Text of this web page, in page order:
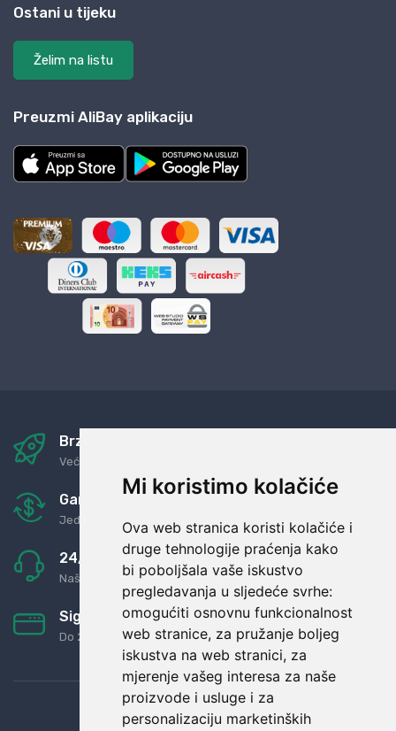
Mi koristimo kolačiće
Ova web stranica koristi kolačiće i
druge tehnologije praćenja kako
bi poboljšala vaše iskustvo
pregledavanja u sljedeće svrhe:
omogućiti osnovnu funkcionalnost
web stranice, za pružanje boljeg
iskustva na web stranici, za
mjerenje vašeg interesa za naše
proizvode i usluge i za
personalizaciju marketinških
Ostani u tijeku
Želim na listu
Preuzmi AliBay aplikaciju
Brza i sigurna dostava
Već za nekoliko dana kod vas
Garancija u povrat novaca
Jednostavno pravilo: Roba za novac
24/7 odlična podrška
Naši agenti uvijek na raspolaganju
Sigurno obročno plaćanje
Do 24 rata bez kamata